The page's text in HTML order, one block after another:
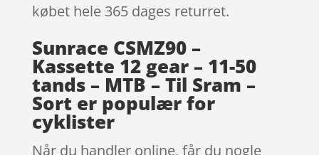
købet hele 365 dages returret.
Sunrace CSMZ90 –
Kassette 12 gear – 11-50
tands – MTB – Til Sram –
Sort er populær for
cyklister
Når du handler online, får du nogle